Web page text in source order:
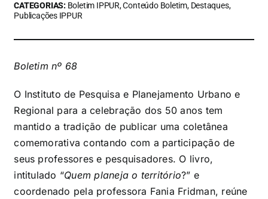
CATEGORIAS: Boletim IPPUR, Conteúdo Boletim, Destaques,
Publicações IPPUR
Boletim nº 68
O Instituto de Pesquisa e Planejamento Urbano e
Regional para a celebração dos 50 anos tem
mantido a tradição de publicar uma coletânea
comemorativa contando com a participação de
seus professores e pesquisadores. O livro,
intitulado “Quem planeja o território?” e
coordenado pela professora Fania Fridman, reúne